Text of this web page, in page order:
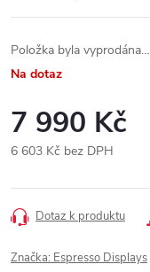
Položka byla vyprodána…
Na dotaz
7 990 Kč
6 603 Kč bez DPH
cena:
Dotaz k produktu
Značka: Espresso Displays